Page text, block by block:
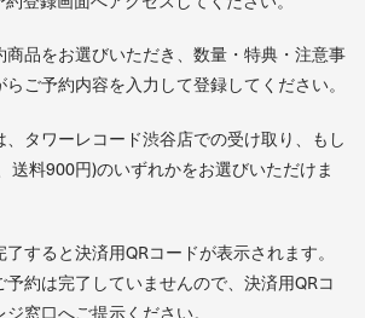
品をお選びいただき、数量・特典・注意事
ご予約内容を入力して登録してください。
タワーレコード渋谷店での受け取り、もし
送料900円)のいずれかをお選びいただけま
すると決済用QRコードが表示されます。
予約は完了していませんので、決済用QRコ